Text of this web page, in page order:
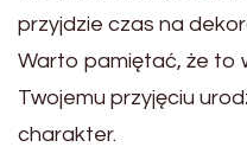
przyjdzie czas na
Warto pamiętać, że to
Twojemu przyjęciu
charakter.